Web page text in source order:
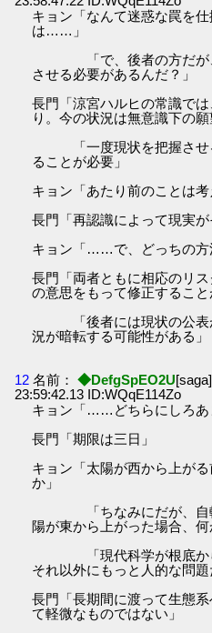
キョン「なんて迷惑な罠を
は……」
「で、後者の方だが、
させる必要があるんだ？」
長門「涼宮ハルヒの常識で
り。今の状況は無意識下の願
「一度現状を把握させ
ることが必要」
キョン「あたり前のことは
長門「再認識によって現実が
キョン「……で、どっちの方
長門「両者ともに相応のリ
の意思をもって修正すること
「後者には現状の公表が
況が暗転する可能性がある」
12 名前： ◆DefgSpEO2U
23:59:42.13 ID:WQqE114Zo
キョン「……どちらにしろあ
長門「期限は三日」
キョン「太陽が西から上が
か」
「ちなみにだが、自転
陽が東から上がった場合、何
「現代科学が根底から
それ以外にもっと人的な問題
長門「長期間に渡って生態
て軽微なものではない」